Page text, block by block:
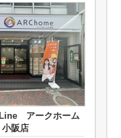
アークホーム
小阪店